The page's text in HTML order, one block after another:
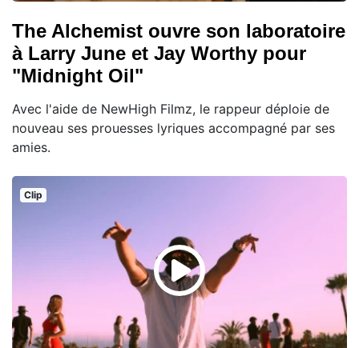
The Alchemist ouvre son laboratoire
à Larry June et Jay Worthy pour
"Midnight Oil"
Avec l'aide de NewHigh Filmz, le rappeur déploie de
nouveau ses prouesses lyriques accompagné par ses
amies.
Clip